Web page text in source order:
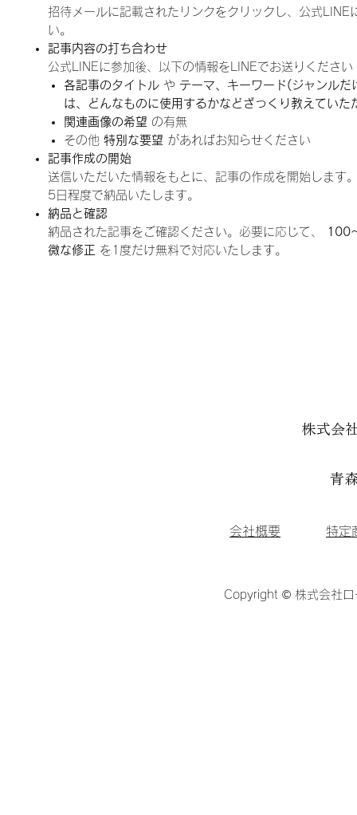
招待メールに記載されたリンクをクリックし、公式LINE
い。
記事内容の打ち合わせ
公式LINEに参加後、以下の情報をLINEでお送りください
各記事のタイトル や テーマ、キーワード(ジャンルだ
は、どんなものに使用するかなどざっくり教えていた
関連画像の希望 の有無
その他 特別な要望 があればお知らせください
記事作成の開始
送信いただいた情報をもとに、記事の作成を開始します
5日程度で納品いたします。
納品と確認
納品された記事をご確認ください。必要に応じて、
100
微な修正 を1度だけ無料で対応いたします。
株式会
青
会社概要 特定
Copyright © 株式会社